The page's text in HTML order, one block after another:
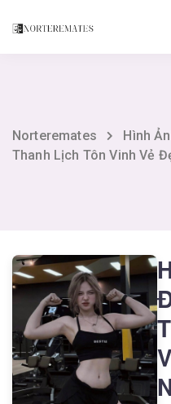
Norteremates
Hình
Thanh Lịch Tôn Vinh Vẻ